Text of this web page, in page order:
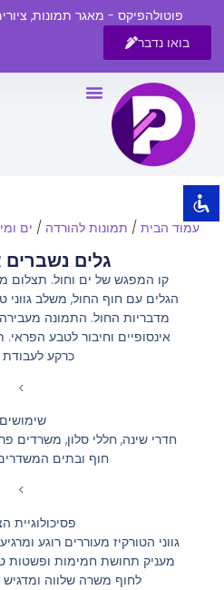
visibility_off השבת את ההבזקים
title סמן כותרות
צבע רקע
zoom_out
zoom_in זום (הגדלה)
הקטנת גופן
הגדלת גופן
גופן קריא
הוסף קו תחתון לקישורים
סמן קישורים
את
כל
השארת
הצהרת
פוטולהפיקס - מאגר תמונות,
בואו נדבר
עמוד הבית/ תמונות להורדה / ים
גלים
קו המפגש של ים וחול. תצלום
הגלים עם חוף החול, משלב
מדבריות החול. התמונה
אינסופיים וחיבור לטבע
כרקע לעבודת
>
חדרי שינה, חללי סלון, משרדים
חוף ובתים המשדרים
>
פסיכולוגיית
גווני הטורקיז מעוררים רוגע
מעניק תחושת חמימות ופשטות
לחוף משרה שלווה